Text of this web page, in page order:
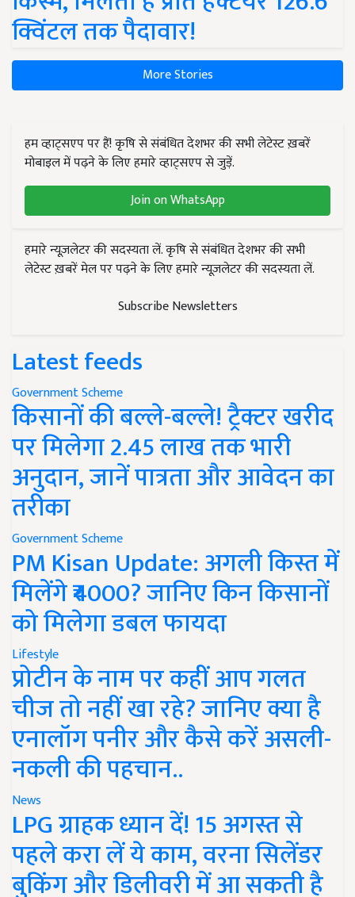
क्विंटल तक पैदावार!
More Stories
हम व्हाट्सएप पर हैं! कृषि से संबंधित देशभर की सभी लेटेस्ट ख़बरें
मोबाइल में पढ़ने के लिए हमारे व्हाट्सएप से जुड़ें.
Join on WhatsApp
हमारे न्यूज़लेटर की सदस्यता लें. कृषि से संबंधित देशभर की सभी
लेटेस्ट ख़बरें मेल पर पढ़ने के लिए हमारे न्यूज़लेटर की सदस्यता लें.
Subscribe Newsletters
Latest feeds
Government Scheme
किसानों की बल्ले-बल्ले! ट्रैक्टर खरीद
पर मिलेगा 2.45 लाख तक भारी
अनुदान, जानें पात्रता और आवेदन का
तरीका
Government Scheme
PM Kisan Update: अगली किस्त में
मिलेंगे ₹4000? जानिए किन किसानों
को मिलेगा डबल फायदा
Lifestyle
प्रोटीन के नाम पर कहीं आप गलत
चीज तो नहीं खा रहे? जानिए क्या है
एनालॉग पनीर और कैसे करें असली-
नकली की पहचान..
News
LPG ग्राहक ध्यान दें! 15 अगस्त से
पहले करा लें ये काम, वरना सिलेंडर
बुकिंग और डिलीवरी में आ सकती है